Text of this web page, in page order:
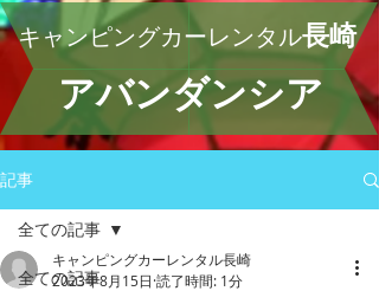
キャンピングカーレンタル長崎
アバンダンシア
記事
全ての記事
全ての記事
キャンピングカーレンタル長崎
2023年8月15日 読了時間: 1分